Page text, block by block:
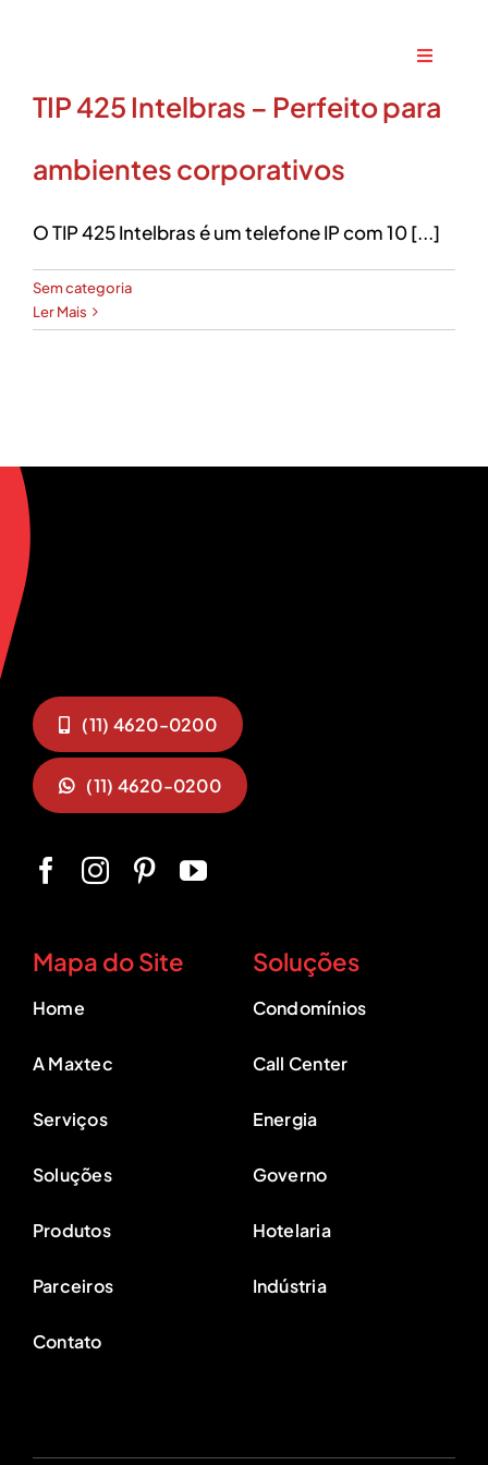
conteúdo
Toggle
Home
A Maxtec
Soluções
Parceiros
TIP 425 Intelbras – Perfeito para
ambientes corporativos
O TIP 425 Intelbras é um telefone IP com 10 [...]
Sem categoria
Ler Mais
(11) 4620-0200
(11) 4620-0200
Mapa do Site
Home
A Maxtec
Serviços
Soluções
Produtos
Parceiros
Contato
Soluções
Condomínios
Call Center
Energia
Governo
Hotelaria
Indústria